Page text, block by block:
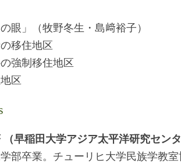
眼」（牧野冬生・島﨑裕子）
移住地区
強制移住地区
区
早稲田大学アジア太平洋研究セン
部卒業。チューリヒ大学民族学教